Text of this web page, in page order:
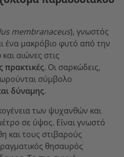
membranaceus), γνωστός
ένα μακρόβιο φυτό από την
αιώνες στις
πρακτικές. Οι σαρκώδεις,
σύμβολο
δύναμης.
των ψυχανθών και
σε ύψος. Είναι γνωστό
και τους στιβαρούς
θησαυρός